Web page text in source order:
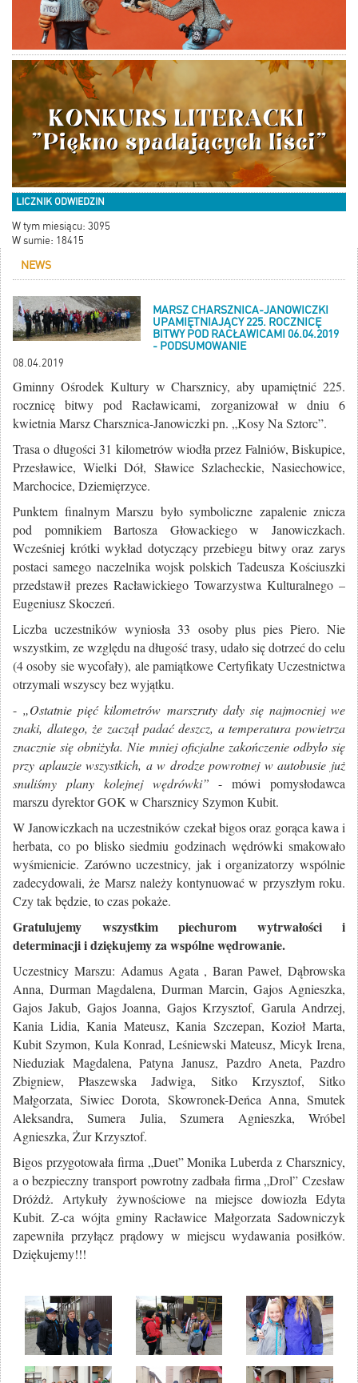
LICZNIK ODWIEDZIN
W tym miesiącu: 3095
W sumie: 18415
NEWS
MARSZ CHARSZNICA-JANOWICZKI
UPAMIĘTNIAJĄCY 225. ROCZNICĘ
BITWY POD RACŁAWICAMI 06.04.2019
- PODSUMOWANIE
08.04.2019
Gminny Ośrodek Kultury w Charsznicy, aby upamiętnić 225.
rocznicę bitwy pod Racławicami, zorganizował w dniu 6
kwietnia Marsz Charsznica-Janowiczki pn. „Kosy Na Sztorc”.
Trasa o długości 31 kilometrów wiodła przez Falniów, Biskupice,
Przesławice, Wielki Dół, Sławice Szlacheckie, Nasiechowice,
Marchocice, Dziemięrzyce.
Punktem finalnym Marszu było symboliczne zapalenie znicza
pod pomnikiem Bartosza Głowackiego w Janowiczkach.
Wcześniej krótki wykład dotyczący przebiegu bitwy oraz zarys
postaci samego naczelnika wojsk polskich Tadeusza Kościuszki
przedstawił prezes Racławickiego Towarzystwa Kulturalnego –
Eugeniusz Skoczeń.
Liczba uczestników wyniosła 33 osoby plus pies Piero. Nie
wszystkim, ze względu na długość trasy, udało się dotrzeć do celu
(4 osoby sie wycofały), ale pamiątkowe Certyfikaty Uczestnictwa
otrzymali wszyscy bez wyjątku.
- „Ostatnie pięć kilometrów marszruty dały się najmocniej we
znaki, dlatego, że zaczął padać deszcz, a temperatura powietrza
znacznie się obniżyła. Nie mniej oficjalne zakończenie odbyło się
przy aplauzie wszystkich, a w drodze powrotnej w autobusie już
snuliśmy plany kolejnej wędrówki” - mówi pomysłodawca
marszu dyrektor GOK w Charsznicy Szymon Kubit.
W Janowiczkach na uczestników czekał bigos oraz gorąca kawa i
herbata, co po blisko siedmiu godzinach wędrówki smakowało
wyśmienicie. Zarówno uczestnicy, jak i organizatorzy wspólnie
zadecydowali, że Marsz należy kontynuować w przyszłym roku.
Czy tak będzie, to czas pokaże.
Gratulujemy wszystkim piechurom wytrwałości i
determinacji i dziękujemy za wspólne wędrowanie.
Uczestnicy Marszu: Adamus Agata , Baran Paweł, Dąbrowska
Anna, Durman Magdalena, Durman Marcin, Gajos Agnieszka,
Gajos Jakub, Gajos Joanna, Gajos Krzysztof, Garula Andrzej,
Kania Lidia, Kania Mateusz, Kania Szczepan, Kozioł Marta,
Kubit Szymon, Kula Konrad, Leśniewski Mateusz, Micyk Irena,
Nieduziak Magdalena, Patyna Janusz, Pazdro Aneta, Pazdro
Zbigniew, Płaszewska Jadwiga, Sitko Krzysztof, Sitko
Małgorzata, Siwiec Dorota, Skowronek-Deńca Anna, Smutek
Aleksandra, Sumera Julia, Szumera Agnieszka, Wróbel
Agnieszka, Żur Krzysztof.
Bigos przygotowała firma „Duet” Monika Luberda z Charsznicy,
a o bezpieczny transport powrotny zadbała firma „Drol” Czesław
Dróżdż. Artykuły żywnościowe na miejsce dowiozła Edyta
Kubit. Z-ca wójta gminy Racławice Małgorzata Sadowniczyk
zapewniła przyłącz prądowy w miejscu wydawania posiłków.
Dziękujemy!!!